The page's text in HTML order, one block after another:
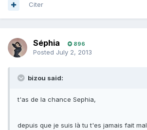
Citer
Séphia 896
Posted July 2, 2013
bizou said:
t'as de la chance Sephia,
depuis que je suis là tu t'es jamais fait mal